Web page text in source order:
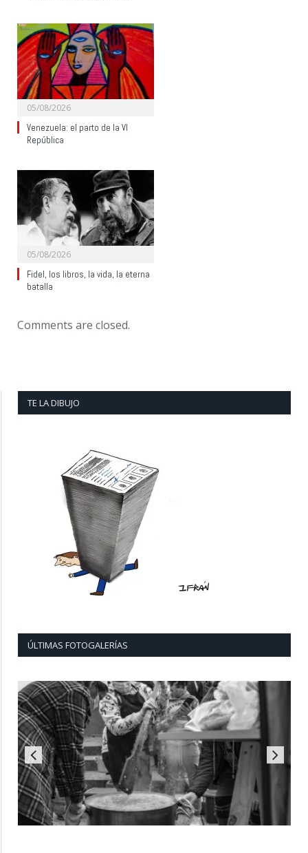
05/08/2026
Venezuela: el parto de la VI
República
05/08/2026
Fidel, los libros, la vida, la eterna
batalla
Comments are closed.
TE LA DIBUJO
ÚLTIMAS FOTOGALERÍAS